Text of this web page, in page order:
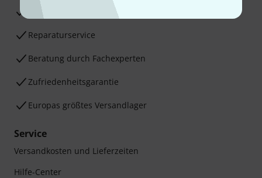
30 Tage Money-Back-Garantie
Reparaturservice
Beratung durch Fachexperten
Zufriedenheitsgarantie
Europas größtes Versandlager
Service
Versandkosten und Lieferzeiten
Hilfe-Center